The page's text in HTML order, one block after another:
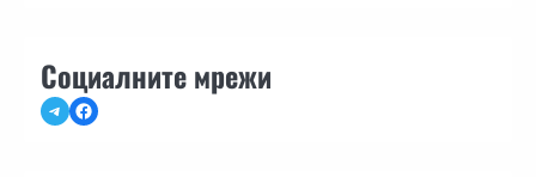
Социалните мрежи
TelegramFacebook